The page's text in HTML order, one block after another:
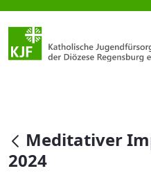
Meditativer
null
Meditativer
2024